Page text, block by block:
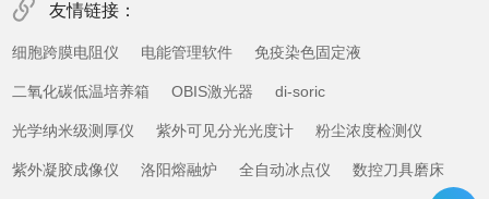
友情链接：
细胞跨膜电阻仪 电能管理软件 免疫染色固定液
二氧化碳低温培养箱 OBIS激光器 di-soric
光学纳米级测厚仪 紫外可见分光光度计 粉尘浓度检测仪
紫外凝胶成像仪 洛阳熔融炉 全自动冰点仪 数控刀具磨床